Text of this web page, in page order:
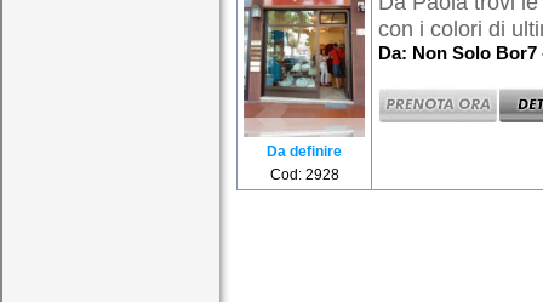
Da definire
Cod: 2928
con i colori di
Da: Non Solo